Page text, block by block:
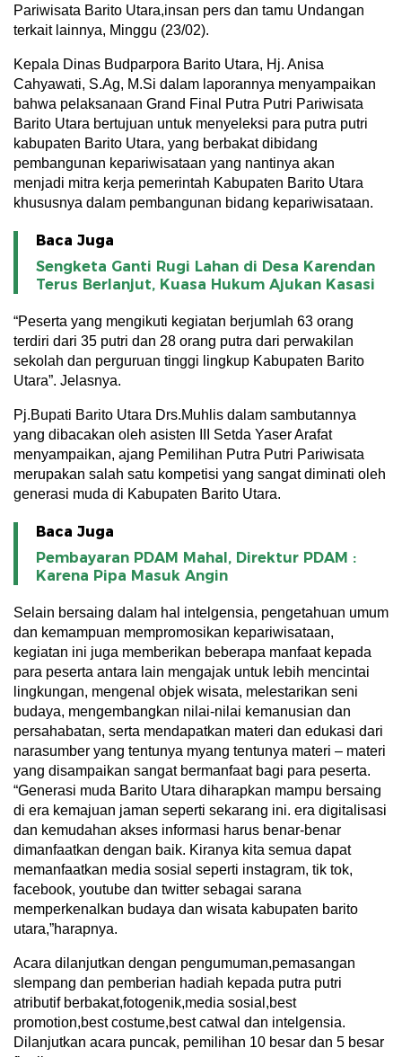
Pariwisata Barito Utara,insan pers dan tamu Undangan
terkait lainnya, Minggu (23/02).
Kepala Dinas Budparpora Barito Utara, Hj. Anisa
Cahyawati, S.Ag, M.Si dalam laporannya menyampaikan
bahwa pelaksanaan Grand Final Putra Putri Pariwisata
Barito Utara bertujuan untuk menyeleksi para putra putri
kabupaten Barito Utara, yang berbakat dibidang
pembangunan kepariwisataan yang nantinya akan
menjadi mitra kerja pemerintah Kabupaten Barito Utara
khususnya dalam pembangunan bidang kepariwisataan.
Baca Juga
Sengketa Ganti Rugi Lahan di Desa Karendan
Terus Berlanjut, Kuasa Hukum Ajukan Kasasi
“Peserta yang mengikuti kegiatan berjumlah 63 orang
terdiri dari 35 putri dan 28 orang putra dari perwakilan
sekolah dan perguruan tinggi lingkup Kabupaten Barito
Utara”. Jelasnya.
Pj.Bupati Barito Utara Drs.Muhlis dalam sambutannya
yang dibacakan oleh asisten III Setda Yaser Arafat
menyampaikan, ajang Pemilihan Putra Putri Pariwisata
merupakan salah satu kompetisi yang sangat diminati oleh
generasi muda di Kabupaten Barito Utara.
Baca Juga
Pembayaran PDAM Mahal, Direktur PDAM :
Karena Pipa Masuk Angin
Selain bersaing dalam hal intelgensia, pengetahuan umum
dan kemampuan mempromosikan kepariwisataan,
kegiatan ini juga memberikan beberapa manfaat kepada
para peserta antara lain mengajak untuk lebih mencintai
lingkungan, mengenal objek wisata, melestarikan seni
budaya, mengembangkan nilai-nilai kemanusian dan
persahabatan, serta mendapatkan materi dan edukasi dari
narasumber yang tentunya myang tentunya materi – materi
yang disampaikan sangat bermanfaat bagi para peserta.
“Generasi muda Barito Utara diharapkan mampu bersaing
di era kemajuan jaman seperti sekarang ini. era digitalisasi
dan kemudahan akses informasi harus benar-benar
dimanfaatkan dengan baik. Kiranya kita semua dapat
memanfaatkan media sosial seperti instagram, tik tok,
facebook, youtube dan twitter sebagai sarana
memperkenalkan budaya dan wisata kabupaten barito
utara,”harapnya.
Acara dilanjutkan dengan pengumuman,pemasangan
slempang dan pemberian hadiah kepada putra putri
atributif berbakat,fotogenik,media sosial,best
promotion,best costume,best catwal dan intelgensia.
Dilanjutkan acara puncak, pemilihan 10 besar dan 5 besar